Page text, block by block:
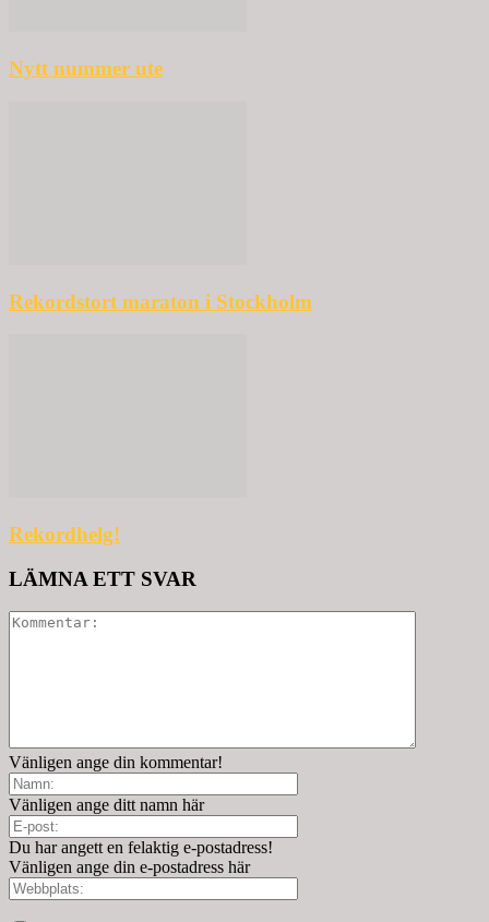
Nytt nummer ute
Rekordstort maraton i Stockholm
Rekordhelg!
LÄMNA ETT SVAR
Vänligen ange din kommentar!
Vänligen ange ditt namn här
Du har angett en felaktig e-postadress!
Vänligen ange din e-postadress här